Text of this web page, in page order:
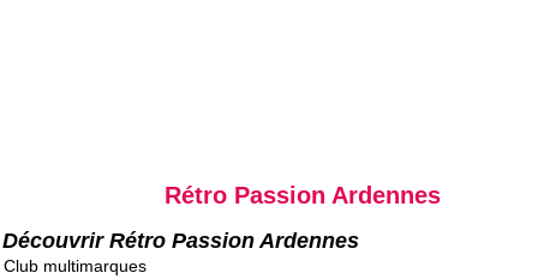
Rétro Passion Ardennes
Découvrir Rétro Passion Ardennes
Club multimarques